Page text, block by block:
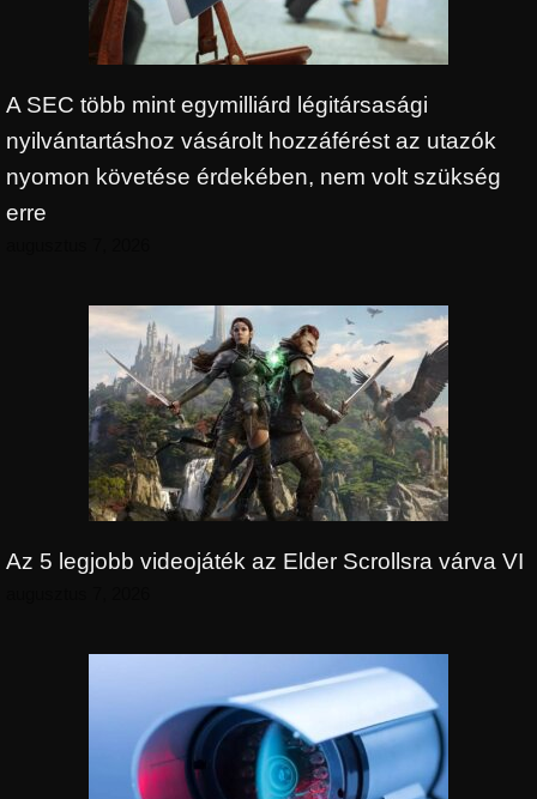
A SEC több mint egymilliárd légitársasági
nyilvántartáshoz vásárolt hozzáférést az utazók
nyomon követése érdekében, nem volt szükség
erre
Az 5 legjobb videojáték az Elder Scrollsra várva VI